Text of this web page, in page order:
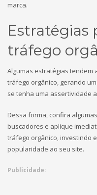
marca.
Estratégias
tráfego
Algumas estratégias tendem
tráfego orgânico, gerando
se tenha uma assertividade
Dessa forma, confira
buscadores e aplique
tráfego orgânico, investindo
popularidade ao seu site.
Publicidade: